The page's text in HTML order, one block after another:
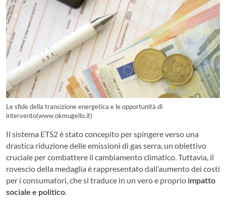
Le sfide della transizione energetica e le opportunità di
intervento(www.okmugello.it)
Il sistema ETS2 è stato concepito per spingere verso una
drastica riduzione delle emissioni di gas serra, un obiettivo
cruciale per combattere il cambiamento climatico. Tuttavia, il
rovescio della medaglia è rappresentato dall’aumento dei costi
per i consumatori, che si traduce in un vero e proprio impatto
sociale e politico.